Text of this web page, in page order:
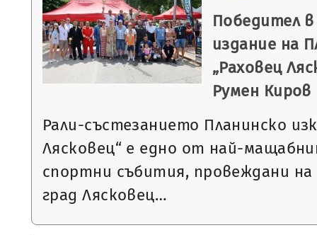
Победител
издание на
„Раховец
Румен Киров
Рали-състезанието Планинско
Лясковец“ е едно от най-
спортни събития, провеждани
град Лясковец…